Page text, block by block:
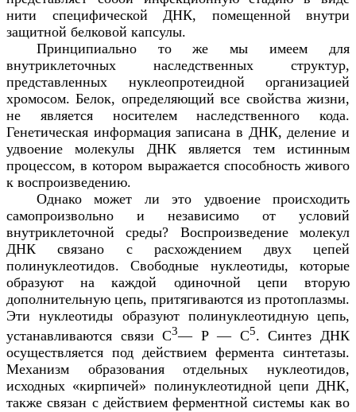
нити специфической ДНК, помещенной внутри
защитной белковой капсулы.
Принципиально то же мы имеем для
внутриклеточных наследственных структур,
представленных нуклеопротеидной организацией
хромосом. Белок, определяющий все свойства жизни,
не является носителем наследственного кода.
Генетическая информация записана в ДНК, деление и
удвоение молекулы ДНК является тем истинным
процессом, в котором выражается способность живого
к воспроизведению.
Однако может ли это удвоение происходить
самопроизвольно и независимо от условий
внутриклеточной среды? Воспроизведение молекул
ДНК связано с расхождением двух цепей
полинуклеотидов. Свободные нуклеотиды, которые
образуют на каждой одиночной цепи вторую
дополнительную цепь, притягиваются из протоплазмы.
Эти нуклеотиды образуют полинуклеотидную цепь,
устанавливаются связи С3— Р — С5. Синтез ДНК
осуществляется под действием фермента синтетазы.
Механизм образования отдельных нуклеотидов,
исходных «кирпичей» полинуклеотидной цепи ДНК,
также связан с действием ферментной системы как во